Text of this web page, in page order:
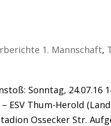
1. Mannschaft,
Sonntag, 24.07.16
ESV Thum-Herold
Ossecker Str.